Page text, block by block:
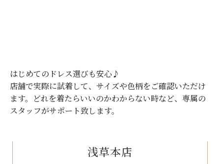
はじめてのドレス選びも安心♪
店舗で実際に試着して、サイズや色柄をご確認いただけ
ます。
どれを着たらいいのかわからない時など、専属の
スタッフがサポート致します。
浅草本店